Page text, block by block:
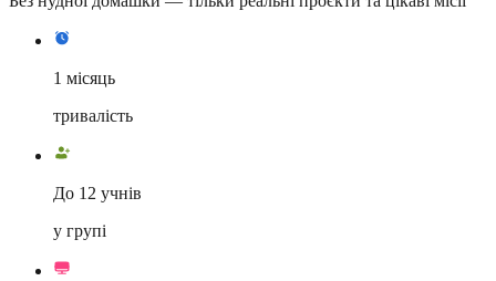
1 місяць
тривалість
До 12 учнів
у групі